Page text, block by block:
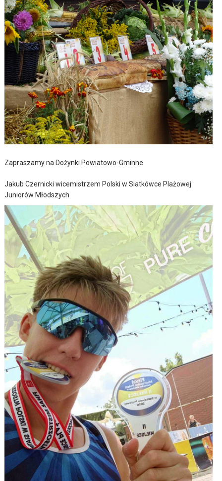
Zapraszamy na Dożynki Powiatowo-Gminne
Jakub Czernicki wicemistrzem Polski w Siatkówce Plażowej
Juniorów Młodszych